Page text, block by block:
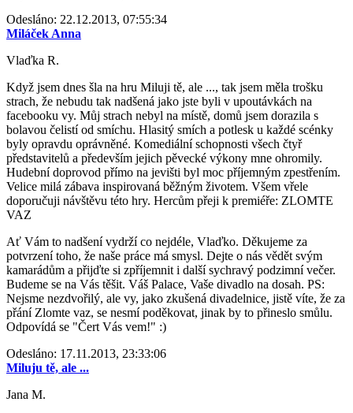
Odesláno: 22.12.2013, 07:55:34
Miláček Anna
Vlaďka R.
Když jsem dnes šla na hru Miluji tě, ale ..., tak jsem měla trošku
strach, že nebudu tak nadšená jako jste byli v upoutávkách na
facebooku vy. Můj strach nebyl na místě, domů jsem dorazila s
bolavou čelistí od smíchu. Hlasitý smích a potlesk u každé scénky
byly opravdu oprávněné. Komediální schopnosti všech čtyř
představitelů a především jejich pěvecké výkony mne ohromily.
Hudební doprovod přímo na jevišti byl moc příjemným zpestřením.
Velice milá zábava inspirovaná běžným životem. Všem vřele
doporučuji návštěvu této hry. Hercům přeji k premiéře: ZLOMTE
VAZ
Ať Vám to nadšení vydrží co nejdéle, Vlaďko. Děkujeme za
potvrzení toho, že naše práce má smysl. Dejte o nás vědět svým
kamarádům a přijďte si zpříjemnit i další sychravý podzimní večer.
Budeme se na Vás těšit. Váš Palace, Vaše divadlo na dosah. PS:
Nejsme nezdvořilý, ale vy, jako zkušená divadelnice, jistě víte, že za
přání Zlomte vaz, se nesmí poděkovat, jinak by to přineslo smůlu.
Odpovídá se "Čert Vás vem!" :)
Odesláno: 17.11.2013, 23:33:06
Miluju tě, ale ...
Jana M.